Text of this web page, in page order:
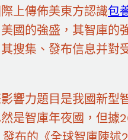
上傳佈美東方認識包
國的強盛，其智庫的
搜集、發布信息并對
響力題目是我國新型
是智庫年夜國，但據
布的《全球智庫陳述